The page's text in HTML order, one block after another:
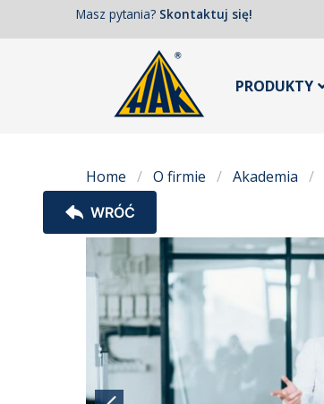
Masz pytania? Skontaktuj się!
PRODUKTY
WRÓĆ
Home O firmie Akademia